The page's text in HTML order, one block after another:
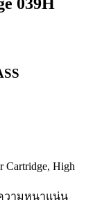
High
วามหนาแน่น